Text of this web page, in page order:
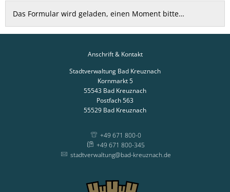
Feedback
Das Formular wird geladen, einen Moment bitte…
Anschrift & Kontakt
Stadtverwaltung Bad Kreuznach
Kornmarkt 5
55543 Bad Kreuznach
Postfach 563
55529 Bad Kreuznach
+49 671 800-0
+49 671 800-345
stadtverwaltung@bad-kreuznach.de